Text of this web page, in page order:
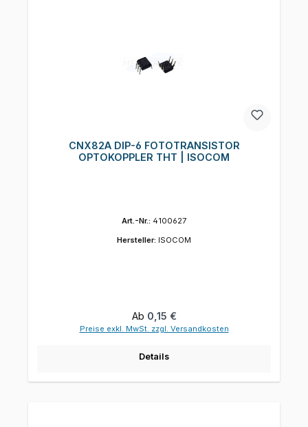
CNX82A DIP-6 FOTOTRANSISTOR
OPTOKOPPLER THT | ISOCOM
Art.-Nr.: 4100627
Hersteller: ISOCOM
Regulärer Preis:
Ab 0,15 €
Preise exkl. MwSt. zzgl. Versandkosten
Details